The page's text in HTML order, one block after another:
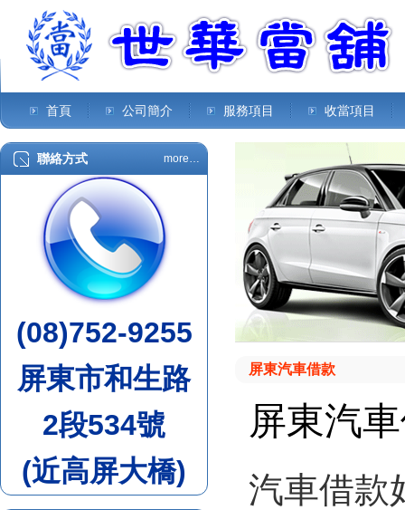
首頁 公司簡介 服務項目 收當項目
聯絡方式 more…
(08)752-9255
屏東市和生路
2段534號
(近高屏大橋)
屏東汽車借款
屏東汽
汽車借款